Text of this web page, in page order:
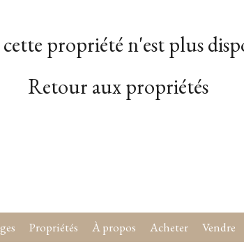
cette propriété n'est plus
Retour aux propriétés
Propriétés À propos Acheter Vendre